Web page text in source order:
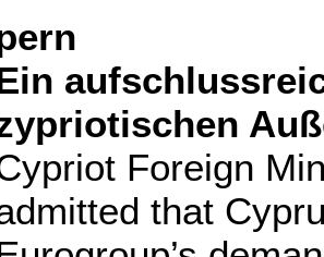
Foreign
that